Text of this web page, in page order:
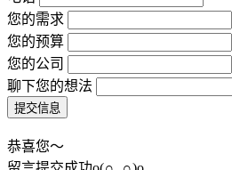
您的需求
您的预算
您的公司
聊下您的想法
恭喜您～